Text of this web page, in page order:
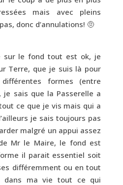
mais avec pleins
donc d’annulations! 🤨
sur le fond tout est ok, je
Terre, que je suis là pour
formes (entre
je sais que la Passerelle a
ce que je vis mais qui a
je sais toujours pas
malgré un appui assez
Mr le Maire, le fond est
il parait essentiel soit
différemment ou en tout
dans ma vie tout ce qui